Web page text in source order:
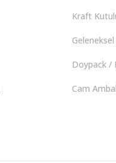
Kraft
Doypack /
Cam